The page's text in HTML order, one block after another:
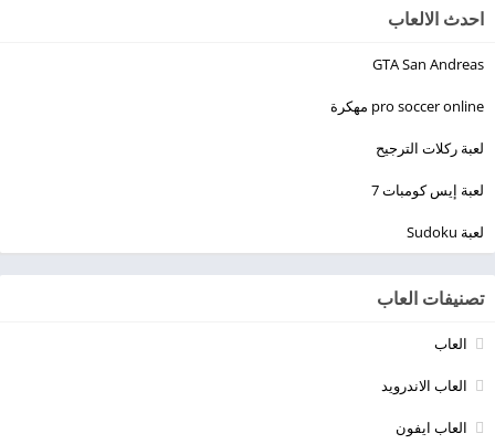
احدث الالعاب
GTA San Andreas
pro soccer online مهكرة
لعبة ركلات الترجيح
لعبة إيس كومبات 7
لعبة Sudoku
تصنيفات العاب
العاب
العاب الاندرويد
العاب ايفون